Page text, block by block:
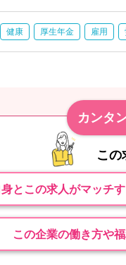
健康 厚生年金 雇用
カンタ
この
身とこの求人がマッチ
この企業の働き方や